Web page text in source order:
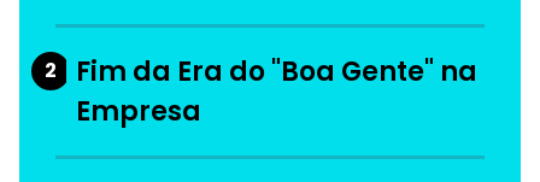
2
Fim da Era do "Boa Gente" na
Empresa